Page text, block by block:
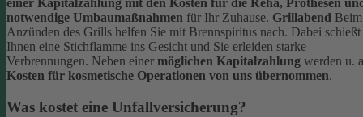
einer Kapitalzahlung mit den Kosten für die Reha, Prothesen
notwendige Umbaumaßnahmen für Ihr Zuhause. Grillabend Beim
Anzünden des Grills helfen Sie mit Brennspiritus nach. Dabei schießt
Ihnen eine Stichflamme ins Gesicht und Sie erleiden starke
Verbrennungen. Neben einer möglichen Kapitalzahlung werden u.
Kosten für kosmetische Operationen von uns übernommen.
Was kostet eine Unfallversicherung?